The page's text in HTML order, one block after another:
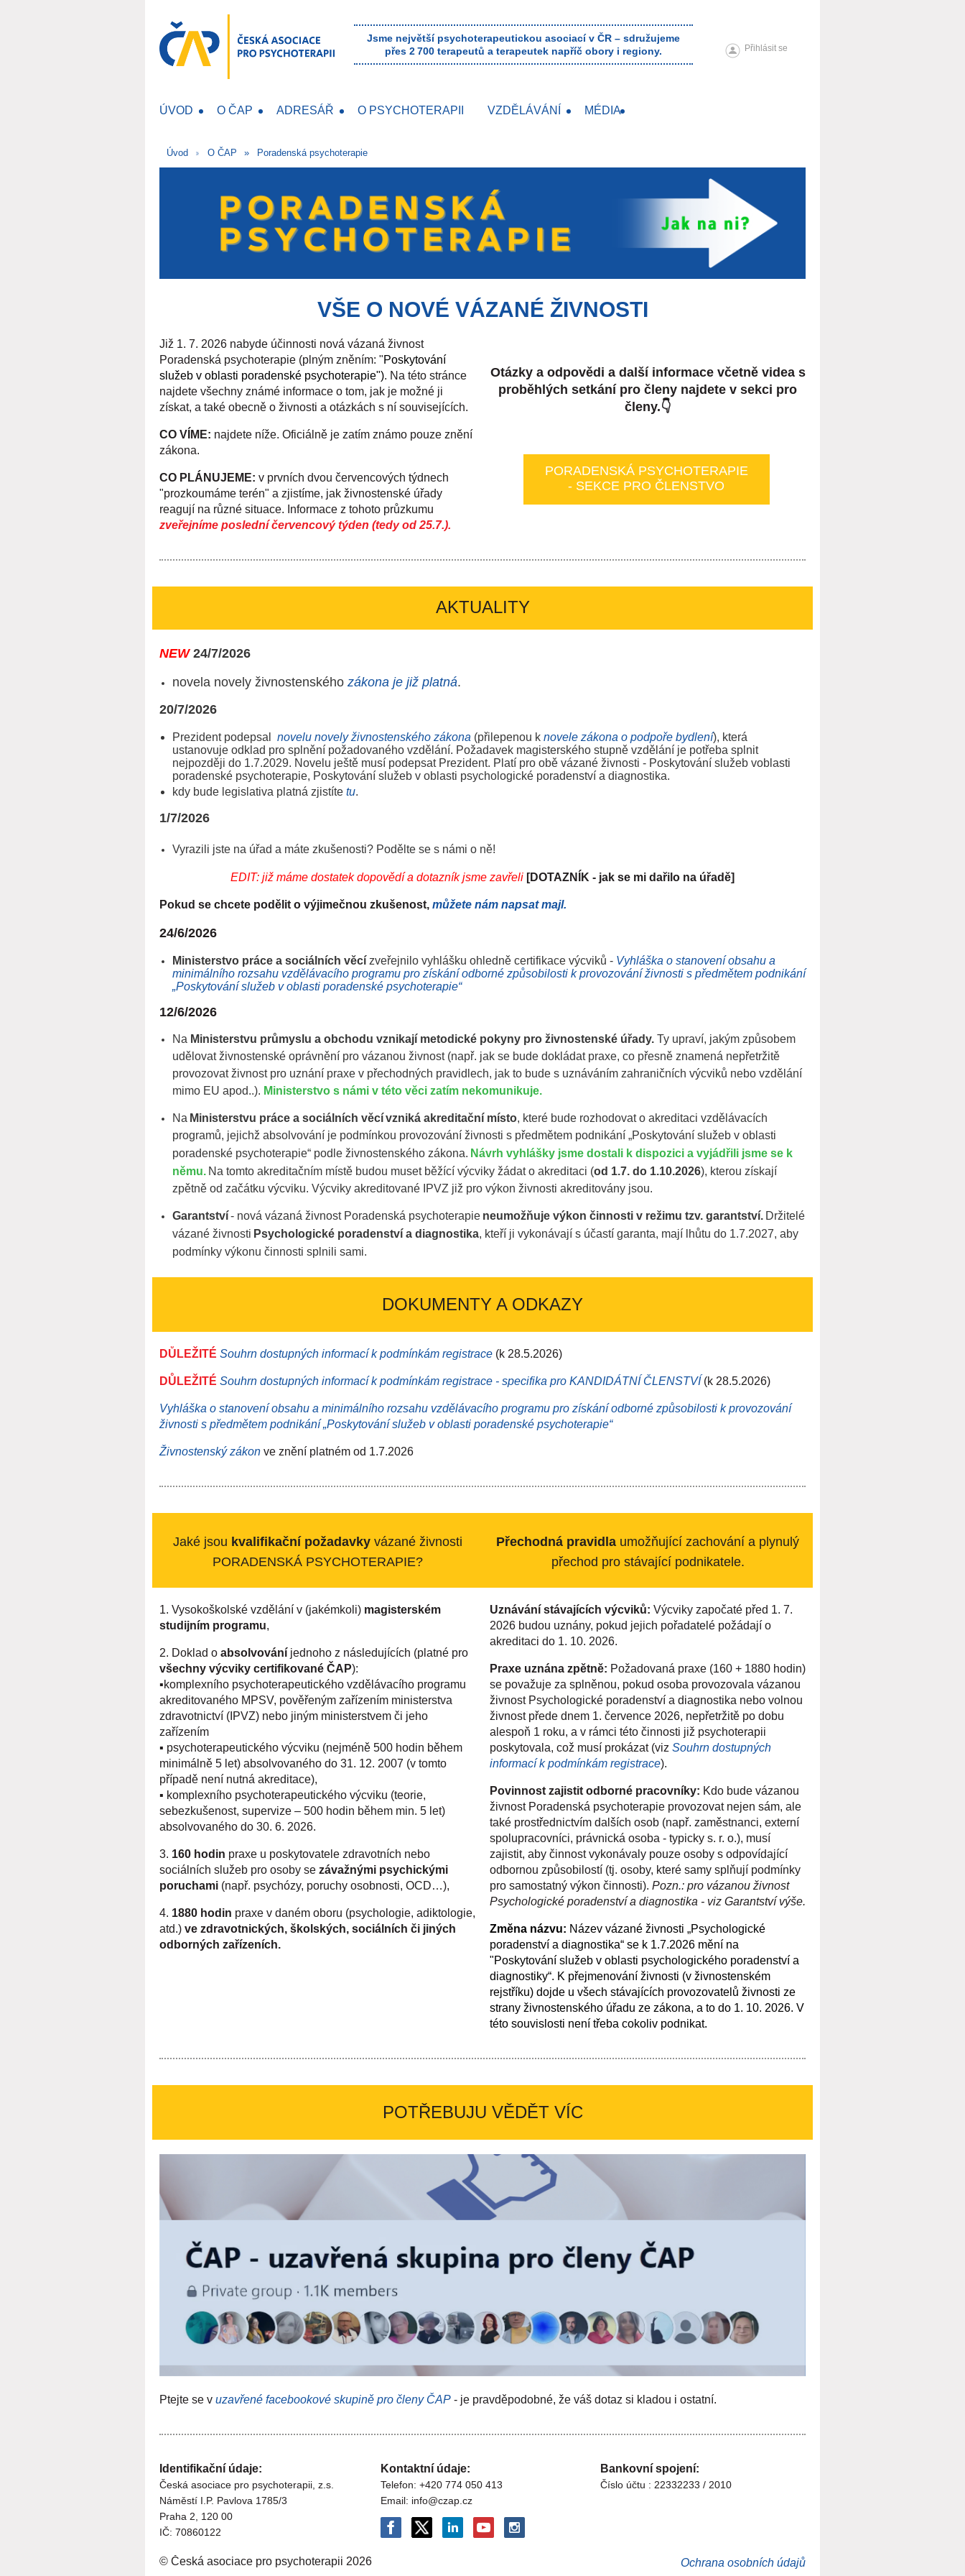
Jsme největší psychoterapeutickou asociací v ČR – sdružujeme
přes 2 700 terapeutů a terapeutek napříč obory i regiony.
Přihlásit se
ÚVOD O ČAP ADRESÁŘ O PSYCHOTERAPII VZDĚLÁVÁNÍ MÉDIA
Úvod O ČAP Poradenská psychoterapie
VŠE O NOVÉ VÁZANÉ ŽIVNOSTI
Již 1. 7. 2026 nabyde účinnosti nová vázaná živnost
Poradenská psychoterapie (plným zněním: "Poskytování
služeb v oblasti poradenské psychoterapie"). Na této stránce
najdete všechny známé informace o tom, jak je možné ji
získat, a také obecně o živnosti a otázkách s ní souvisejících.
CO VÍME: najdete níže. Oficiálně je zatím známo pouze znění
zákona.
CO PLÁNUJEME: v prvních dvou červencových týdnech
"prozkoumáme terén" a zjistíme, jak živnostenské úřady
reagují na různé situace. Informace z tohoto průzkumu
zveřejníme poslední červencový týden (tedy od 25.7.).
Otázky a odpovědi a další informace včetně videa s
proběhlých setkání pro členy najdete v sekci pro
členy.👇
PORADENSKÁ PSYCHOTERAPIE
- SEKCE PRO ČLENSTVO
AKTUALITY
NEW24/7/2026
novela novely živnostenského zákona je již platná.
20/7/2026
Prezident podepsal novelu novely živnostenského zákona (přilepenou k novele zákona o podpoře bydlení), která
ustanovuje odklad pro splnění požadovaného vzdělání. Požadavek magisterského stupně vzdělání je potřeba splnit
nejpozději do 1.7.2029. Novelu ještě musí podepsat Prezident. Platí pro obě vázané živnosti - Poskytování služeb voblasti
poradenské psychoterapie, Poskytování služeb v oblasti psychologické poradenství a diagnostika.
kdy bude legislativa platná zjistíte tu.
1/7/2026
Vyrazili jste na úřad a máte zkušenosti? Podělte se s námi o ně!
EDIT: již máme dostatek dopovědí a dotazník jsme zavřeli [DOTAZNÍK - jak se mi dařilo na úřadě]
Pokud se chcete podělit o výjimečnou zkušenost, můžete nám napsat majl.
24/6/2026
Ministerstvo práce a sociálních věcí zveřejnilo vyhlášku ohledně certifikace výcviků - Vyhláška o stanovení obsahu a
minimálního rozsahu vzdělávacího programu pro získání odborné způsobilosti k provozování živnosti s předmětem podnikání
„Poskytování služeb v oblasti poradenské psychoterapie“
12/6/2026
Na Ministerstvu průmyslu a obchodu vznikají metodické pokyny pro živnostenské úřady. Ty upraví, jakým způsobem
udělovat živnostenské oprávnění pro vázanou živnost (např. jak se bude dokládat praxe, co přesně znamená nepřetržitě
provozovat živnost pro uznání praxe v přechodných pravidlech, jak to bude s uznáváním zahraničních výcviků nebo vzdělání
mimo EU apod..). Ministerstvo s námi v této věci zatím nekomunikuje.
Na Ministerstvu práce a sociálních věcívzniká akreditační místo, které bude rozhodovat o akreditaci vzdělávacích
programů, jejichž absolvování je podmínkou provozování živnosti s předmětem podnikání „Poskytování služeb v oblasti
poradenské psychoterapie“ podle živnostenského zákona. Návrh vyhlášky jsme dostali k dispozici a vyjádřili jsme se k
němu. Na tomto akreditačním místě budou musetběžící výcviky žádat o akreditaci (od 1.7. do 1.10.2026), kterou získají
zpětně od začátku výcviku. Výcviky akreditované IPVZ již pro výkon živnosti akreditovány jsou.
Garantství- nová vázaná živnost Poradenská psychoterapie neumožňuje výkon činnosti v režimu tzv. garantství. Držitelé
vázané živnosti Psychologické poradenství a diagnostika, kteří ji vykonávají s účastí garanta, mají lhůtu do 1.7.2027, aby
podmínky výkonu činnosti splnili sami.
DOKUMENTY A ODKAZY
DŮLEŽITÉ Souhrn dostupných informací k podmínkám registrace (k 28.5.2026)
DŮLEŽITÉ Souhrn dostupných informací k podmínkám registrace - specifika pro KANDIDÁTNÍ ČLENSTVÍ(k 28.5.2026)
Vyhláška o stanovení obsahu a minimálního rozsahu vzdělávacího programu pro získání odborné způsobilosti k provozování
živnosti s předmětem podnikání „Poskytování služeb v oblasti poradenské psychoterapie“
Živnostenský zákon ve znění platném od 1.7.2026
Jaké jsou kvalifikační požadavkyvázané živnosti
PORADENSKÁ PSYCHOTERAPIE?
1. Vysokoškolské vzdělání v (jakémkoli) magisterském
studijním programu,
2. Doklad o absolvování jednoho z následujících (platné pro
všechny výcviky certifikované ČAP):
▪️komplexního psychoterapeutického vzdělávacího programu
akreditovaného MPSV, pověřeným zařízením ministerstva
zdravotnictví (IPVZ) nebo jiným ministerstvem či jeho
zařízením
▪️ psychoterapeutického výcviku (nejméně 500 hodin během
minimálně 5 let) absolvovaného do 31. 12. 2007 (v tomto
případě není nutná akreditace),
▪️ komplexního psychoterapeutického výcviku (teorie,
sebezkušenost, supervize – 500 hodin během min. 5 let)
absolvovaného do 30. 6. 2026.
3. 160 hodin praxe u poskytovatele zdravotních nebo
sociálních služeb pro osoby se závažnými psychickými
poruchami (např. psychózy, poruchy osobnosti, OCD…),
4. 1880 hodin praxe v daném oboru (psychologie, adiktologie,
atd.) ve zdravotnických, školských, sociálních či jiných
odborných zařízeních.
Přechodná pravidla umožňující zachování a plynulý
přechod pro stávající podnikatele.
Uznávání stávajících výcviků: Výcviky započaté před 1. 7.
2026 budou uznány, pokud jejich pořadatelé požádají o
akreditaci do 1. 10. 2026.
Praxe uznána zpětně: Požadovaná praxe (160 + 1880 hodin)
se považuje za splněnou, pokud osoba provozovala vázanou
živnost Psychologické poradenství a diagnostika nebo volnou
živnost přede dnem 1. července 2026, nepřetržitě po dobu
alespoň 1 roku, a v rámci této činnosti již psychoterapii
poskytovala, což musí prokázat (viz Souhrn dostupných
informací k podmínkám registrace).
Povinnost zajistit odborné pracovníky: Kdo bude vázanou
živnost Poradenská psychoterapie provozovat nejen sám, ale
také prostřednictvím dalších osob (např. zaměstnanci, externí
spolupracovníci, právnická osoba - typicky s. r. o.), musí
zajistit, aby činnost vykonávaly pouze osoby s odpovídající
odbornou způsobilostí (tj. osoby, které samy splňují podmínky
pro samostatný výkon činnosti). Pozn.: pro vázanou živnost
Psychologické poradenství a diagnostika - viz Garantství výše.
Změna názvu: Název vázané živnosti „Psychologické
poradenství a diagnostika“ se k 1.7.2026 mění na
"Poskytování služeb v oblasti psychologického poradenství a
diagnostiky“. K přejmenování živnosti (v živnostenském
rejstříku) dojde u všech stávajících provozovatelů živnosti ze
strany živnostenského úřadu ze zákona, a to do 1. 10. 2026. V
této souvislosti není třeba cokoliv podnikat.
POTŘEBUJU VĚDĚT VÍC
Ptejte se v uzavřené facebookové skupině pro členy ČAP - je pravděpodobné, že váš dotaz si kladou i ostatní.
Identifikační údaje:
Česká asociace pro psychoterapii, z.s.
Náměstí I.P. Pavlova 1785/3
Praha 2, 120 00
IČ: 70860122
Kontaktní údaje:
Telefon: +420 774 050 413
Email: info@czap.cz
Bankovní spojení:
Číslo účtu : 22332233 / 2010
© Česká asociace pro psychoterapii 2026 Ochrana osobních údajů